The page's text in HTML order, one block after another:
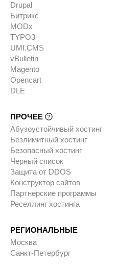
Drupal
Битрикс
MODx
TYPO3
UMI.CMS
vBulletin
Magento
Opencart
DLE
ПРОЧЕЕ
Абузоустойчивый хостинг
Безлимитный хостинг
Безопасный хостинг
Черный список
Защита от DDOS
Конструктор сайтов
Партнерские программы
Реселлинг хостинга
РЕГИОНАЛЬНЫЕ
Москва
Санкт-Петербург